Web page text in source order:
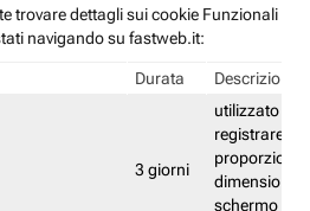
trovare dettagli sui cookie Funzionali
navigando su fastweb.it:
Durata Descrizione
3 giorni
utilizzato per
registrare le
proporzioni
dimensioni
schermo e